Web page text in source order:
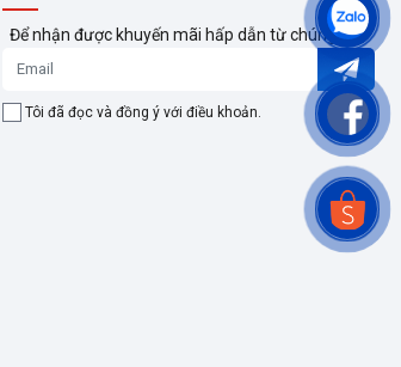
Để nhận được khuyến mãi hấp dẫn từ chúng tôi?
Tôi đã đọc và đồng ý với điều khoản.